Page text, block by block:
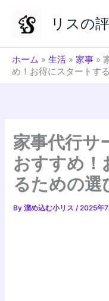
ス
リスの
ホーム » 生活 » 家事 »
め！お得にスタートす
家事代行サ
おすすめ！
るための選
By溜め込む小リス/2025年7